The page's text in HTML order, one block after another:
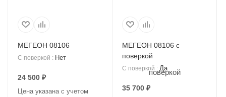
МЕГЕОН 08106
С поверкой : Нет
24 500 ₽
Цена указана с учетом
МЕГЕОН 08106 с
поверкой
С поверкой : Да
35 700 ₽